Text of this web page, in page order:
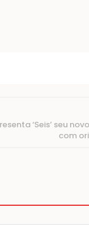
‘Seis’ seu
com